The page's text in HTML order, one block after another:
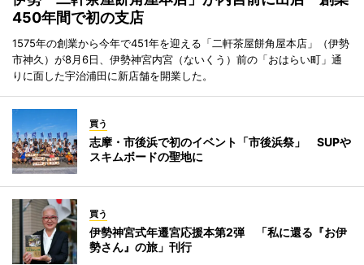
450年間で初の支店
1575年の創業から今年で451年を迎える「二軒茶屋餅角屋本店」（伊勢
市神久）が8月6日、伊勢神宮内宮（ないくう）前の「おはらい町」通
りに面した宇治浦田に新店舗を開業した。
買う
志摩・市後浜で初のイベント「市後浜祭」 SUPや
スキムボードの聖地に
買う
伊勢神宮式年遷宮応援本第2弾 「私に還る『お伊
勢さん』の旅」刊行